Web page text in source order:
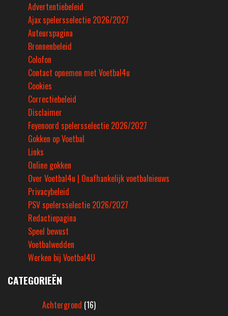
Advertentiebeleid
Ajax spelersselectie 2026/2027
Auteurspagina
Bronnenbeleid
Colofon
Contact opnemen met Voetbal4u
Cookies
Correctiebeleid
Disclaimer
Feyenoord spelersselectie 2026/2027
Gokken op Voetbal
Links
Online gokken
Over Voetbal4u | Onafhankelijk voetbalnieuws
Privacybeleid
PSV spelersselectie 2026/2027
Redactiepagina
Speel bewust
Voetbalwedden
Werken bij Voetbal4U
CATEGORIEËN
Achtergrond (16)